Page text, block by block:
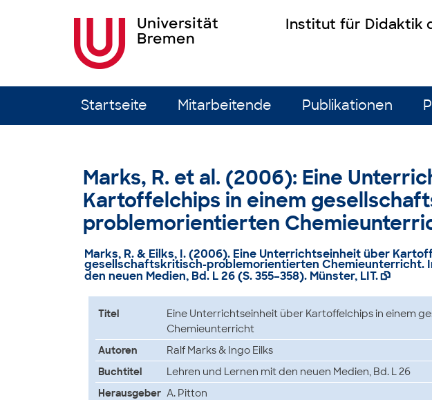
Institut für Didaktik
Startseite Mitarbeitende Publikationen
Marks, R. et al. (2006): Eine
Kartoffelchips in einem
problemorientierten
Marks, R. & Eilks, I. (2006). Eine Unterrichtseinheit über
gesellschaftskritisch-problemorientierten Chemieunterricht.
den neuen Medien, Bd. L 26 (S. 355–358). Münster, LIT. 
Titel
Eine Unterrichtseinheit über Kartoffelchips in einem
Chemieunterricht
Autoren
Ralf Marks & Ingo Eilks
Buchtitel
Lehren und Lernen mit den neuen Medien, Bd. L 26
Herausgeber A. Pitton